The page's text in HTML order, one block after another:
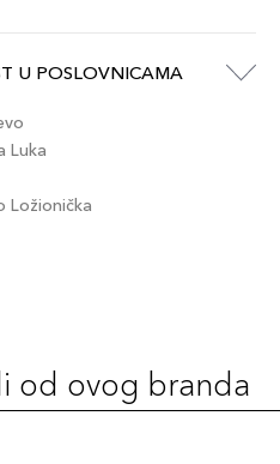
U POSLOVNICAMA
Luka
Ložionička
od ovog branda